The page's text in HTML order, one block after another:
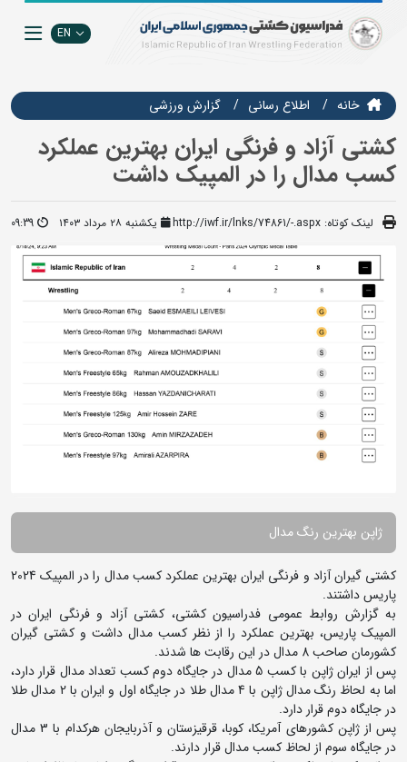
EN
خانه اطلاع رسانی گزارش ورزشی
کشتی آزاد و فرنگی ایران بهترین عملکرد
کسب مدال را در المپیک داشت
لینک کوتاه: http://iwf.ir/lnks/74861/-.aspx یکشنبه ۲۸ مرداد ۱۴۰۳ 09:39
ژاپن بهترین رنگ مدال
کشتی گیران آزاد و فرنگی ایران بهترین عملکرد کسب مدال را در المپیک 2024
پاریس داشتند.
به گزارش روابط عمومی فدراسیون کشتی، کشتی آزاد و فرنگی ایران در
المپیک پاریس، بهترین عملکرد را از نظر کسب مدال داشت و کشتی گیران
کشورمان صاحب 8 مدال در این رقابت ها شدند.
پس از ایران ژاپن با کسب 5 مدال در جایگاه دوم کسب تعداد مدال قرار دارد،
اما به لحاظ رنگ مدال ژاپن با 4 مدال طلا در جایگاه اول و ایران با 2 مدال طلا
در جایگاه دوم قرار دارد.
پس از ژاپن کشورهای آمریکا، کوبا، قرقیزستان و آذربایجان هرکدام با 3 مدال
در جایگاه سوم از لحاظ کسب مدال قرار دارند.